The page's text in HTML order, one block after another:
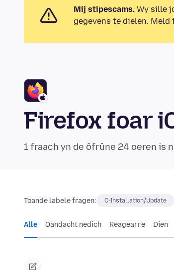
Mij stipescams. Wy sille
gegevens te dielen. Meld
Firefox foar
1 fraach yn de ôfrûne 24 oeren is
Toande labele fragen: C-Installation/Update
Alle Oandacht nedich Reagearre Dien